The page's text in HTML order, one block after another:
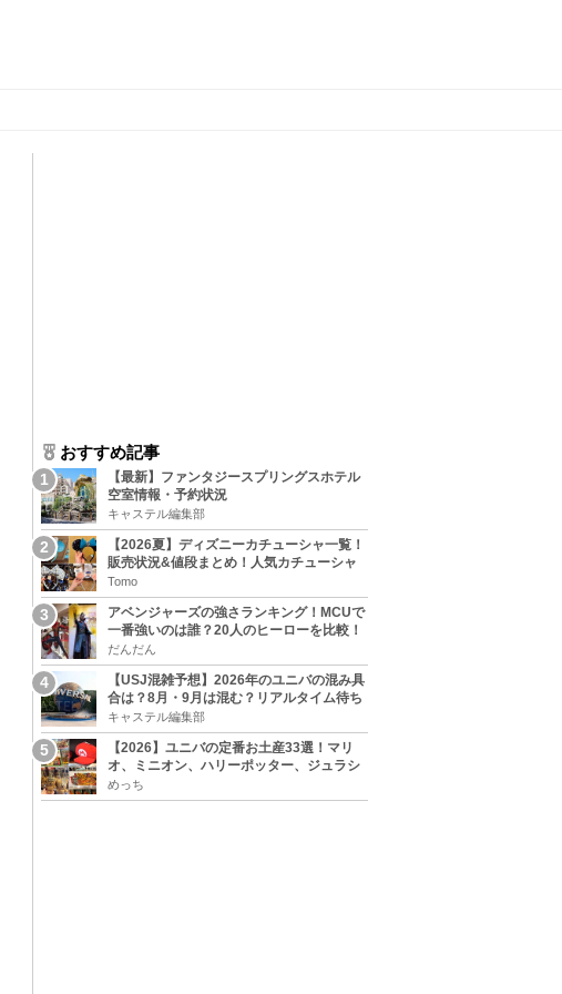
おすすめ記事
【最新】ファンタジースプリングスホテル
空室情報・予約状況
キャステル編集部
【2026夏】ディズニーカチューシャ一覧！
販売状況&値段まとめ！人気カチューシャ
をチェック
Tomo
アベンジャーズの強さランキング！MCUで
一番強いのは誰？20人のヒーローを比較！
だんだん
【USJ混雑予想】2026年のユニバの混み具
合は？8月・9月は混む？リアルタイム待ち
時間アプリも
キャステル編集部
【2026】ユニバの定番お土産33選！マリ
オ、ミニオン、ハリーポッター、ジュラシ
ックパーク、セサミ、SINGなどのグッズ情
報
めっち